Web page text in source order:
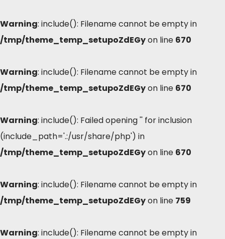
Warning: include(): Filename cannot be empty in
/tmp/theme_temp_setupoZdEGyon line 670
Warning: include(): Filename cannot be empty in
/tmp/theme_temp_setupoZdEGyon line 670
Warning: include(): Failed opening '' for inclusion
(include_path='.:/usr/share/php') in
/tmp/theme_temp_setupoZdEGyon line 670
Warning: include(): Filename cannot be empty in
/tmp/theme_temp_setupoZdEGyon line 759
Warning: include(): Filename cannot be empty in